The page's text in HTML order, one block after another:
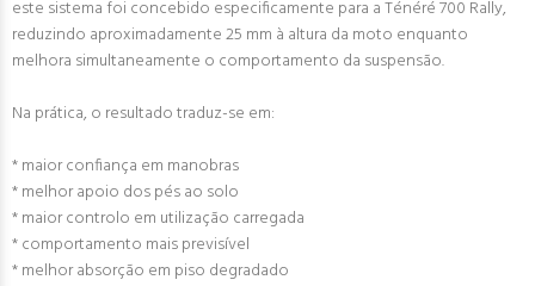
este sistema foi concebido especificamente para a Ténéré 700 Rally,
reduzindo aproximadamente 25 mm à altura da moto enquanto
melhora simultaneamente o comportamento da suspensão.
Na prática, o resultado traduz-se em:
* maior confiança em manobras
* melhor apoio dos pés ao solo
* maior controlo em utilização carregada
* comportamento mais previsível
* melhor absorção em piso degradado